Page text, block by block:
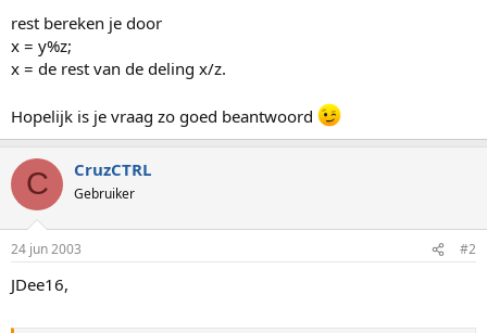
rest bereken je door
x = y%z;
x = de rest van de deling x/z.
Hopelijk is je vraag zo goed beantwoord
C CruzCTRL
Gebruiker
24 jun 2003 #2
JDee16,